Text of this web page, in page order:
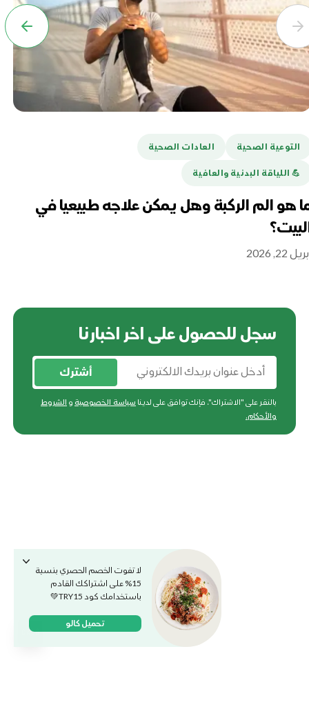
التوعية الصحية العادات الصحية
💪️ اللياقة البدنية والعافية
هو الم الركبة وهل يمكن علاجه طبيعيا في
22, 2026
سجل للحصول على اخر اخبارنا
أشترك
بالنقر على "الاشتراك"، فإنك توافق على لدينا سياسة الخصوصية و الشروط
والأحكام.
لا تفوت الخصم الحصري بنسبة
15% على اشتراكك القادم
باستخدامك كود TRY15💚
تحميل كالو